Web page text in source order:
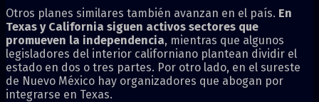
Otros planes similares también avanzan en el país. En
Texas y California siguen activos sectores que
promueven la independencia, mientras que algunos
legisladores del interior californiano plantean dividir el
estado en dos o tres partes. Por otro lado, en el sureste
de Nuevo México hay organizadores que abogan por
integrarse en Texas.